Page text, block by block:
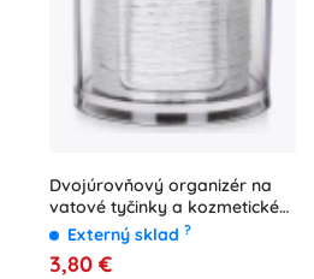
Dvojúrovňový organizér na
vatové tyčinky a kozmetické
tampóniky
Externý sklad ?
3,80 €